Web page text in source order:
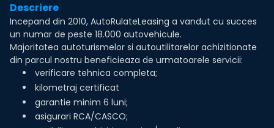
Descriere
Incepand din 2010, AutoRulateLeasing a vandut cu succes
un numar de peste 18.000 autovehicule.
Majoritatea autoturismelor si autoutilitarelor achizitionate
din parcul nostru beneficieaza de urmatoarele servicii:
verificare tehnica completa;
kilometraj certificat
garantie minim 6 luni;
asigurari RCA/CASCO;